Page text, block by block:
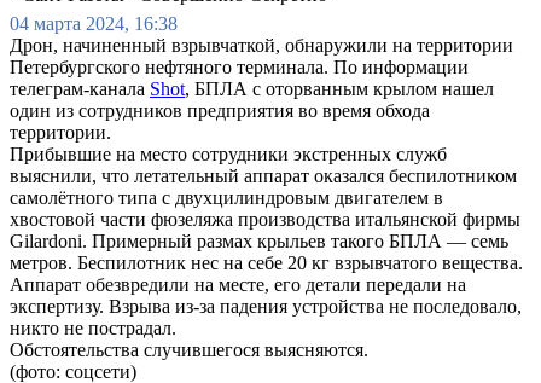
04 марта 2024, 16:38
Дрон, начиненный взрывчаткой, обнаружили на территории
Петербургского нефтяного терминала. По информации
телеграм-канала Shot, БПЛА с оторванным крылом нашел
один из сотрудников предприятия во время обхода
территории.
Прибывшие на место сотрудники экстренных служб
выяснили, что летательный аппарат оказался беспилотником
самолётного типа с двухцилиндровым двигателем в
хвостовой части фюзеляжа производства итальянской фирмы
Gilardoni. Примерный размах крыльев такого БПЛА — семь
метров. Беспилотник нес на себе 20 кг взрывчатого вещества.
Аппарат обезвредили на месте, его детали передали на
экспертизу. Взрыва из-за падения устройства не последовало,
никто не пострадал.
Обстоятельства случившегося выясняются.
(фото: соцсети)